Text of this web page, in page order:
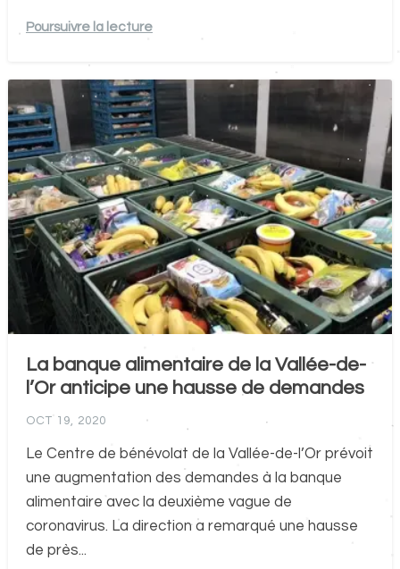
Poursuivre la lecture
La banque alimentaire de la Vallée-de-
l’Or anticipe une hausse de demandes
OCT 19, 2020
Le Centre de bénévolat de la Vallée-de-l’Or prévoit
une augmentation des demandes à la banque
alimentaire avec la deuxième vague de
coronavirus. La direction a remarqué une hausse
de près...